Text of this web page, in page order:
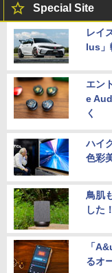
Special Site
レイ
lus」
エン
e
く
ハイ
色彩
鳥肌
した！
「
るオ